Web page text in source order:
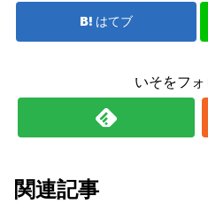
はてブ
いそをフ
関連記事